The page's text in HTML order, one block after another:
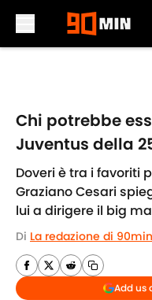
Chi potrebbe
Juventus della
Doveri è tra i favoriti
Graziano Cesari
lui a dirigere il big
Di La redazione di 90min
Add us